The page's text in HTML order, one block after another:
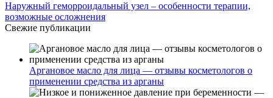
Наружный геморроидальный узел – особенности терапии,
возможные осложнения
Свежие публикации
Аргановое масло для лица — отзывы косметологов о
применении средства из арганы